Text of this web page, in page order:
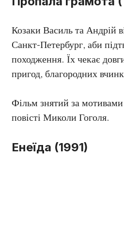
Козаки Василь та Андрій
Санкт-Петербург, аби
походження. Їх чекає
пригод, благородних
Фільм знятий за
повісті Миколи Гоголя.
Енеїда (1991)